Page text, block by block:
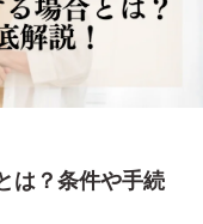
は？条件や手続